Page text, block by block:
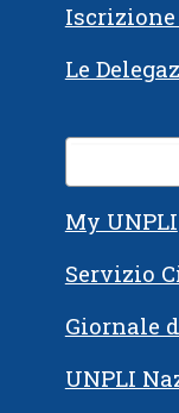
Iscrizione
Le
My UNPLI
Servizio
Giornale
UNPLI